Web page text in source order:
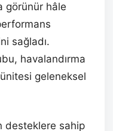
görünür hâle
sağladı.
havalandırma
geleneksel
desteklere sahip